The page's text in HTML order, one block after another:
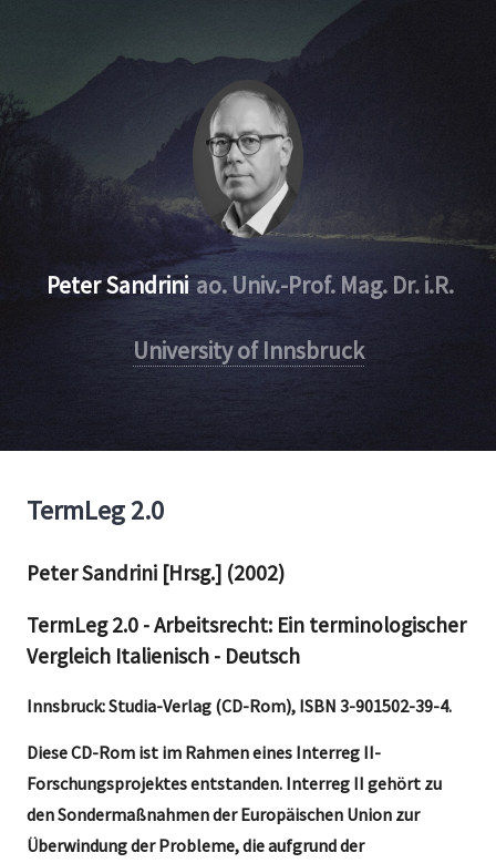
Peter Sandriniao. Univ.-Prof. Mag. Dr. i.R.
University of Innsbruck
TermLeg 2.0
Peter Sandrini [Hrsg.] (2002)
TermLeg 2.0 - Arbeitsrecht: Ein terminologischer
Vergleich Italienisch - Deutsch
Innsbruck: Studia-Verlag (CD-Rom), ISBN 3-901502-39-4.
Diese CD-Rom ist im Rahmen eines Interreg II-
Forschungsprojektes entstanden. Interreg II gehört zu
den Sondermaßnahmen der Europäischen Union zur
Überwindung der Probleme, die aufgrund der